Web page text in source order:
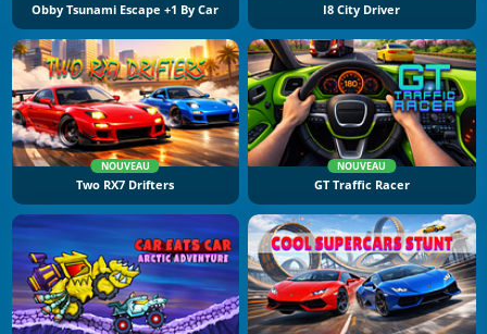
Obby Tsunami Escape +1 By Car I8 City Driver
NOUVEAU
Two RX7 Drifters
NOUVEAU
GT Traffic Racer